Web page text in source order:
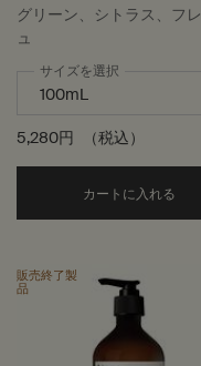
グリーン、シトラス、フ
ュ
サイズを選択
5,280円 （税込）
カートに入れる
販売終了製
品